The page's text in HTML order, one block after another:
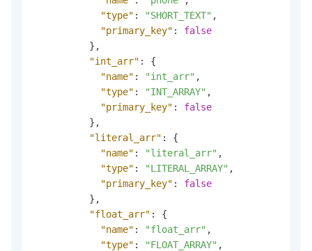
"type" : "SHORT_TEXT" ,
"primary_key" :
false
} ,
"int_arr" :
{
"name" : "int_arr" ,
"type" : "INT_ARRAY" ,
"primary_key" :
false
} ,
"literal_arr" :
{
"name" : "literal_arr" ,
"type" : "LITERAL_ARRAY" ,
"primary_key" :
false
} ,
"float_arr" :
{
"name" : "float_arr" ,
"type" : "FLOAT_ARRAY" ,